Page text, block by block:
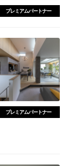
プレミアムパートナー
プレミアムパートナー